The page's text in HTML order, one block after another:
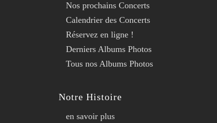
Nos prochains Concerts
Calendrier des Concerts
Réservez en ligne !
Derniers Albums Photos
Tous nos Albums Photos
Notre Histoire
en savoir plus